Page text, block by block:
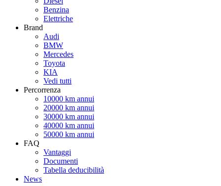
Benzina
Elettriche
Brand
Audi
BMW
Mercedes
Toyota
KIA
Vedi tutti
Percorrenza
10000 km annui
20000 km annui
30000 km annui
40000 km annui
50000 km annui
FAQ
Vantaggi
Documenti
Tabella deducibilità
News